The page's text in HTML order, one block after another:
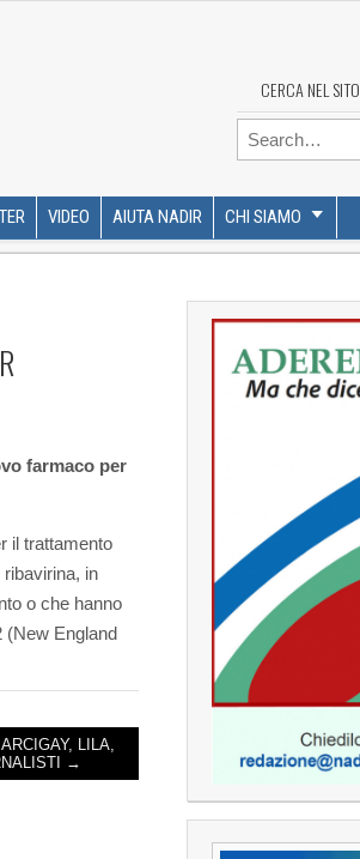
CERCA NEL SITO
Search for:
VIDEO AIUTA NADIR CHI SIAMO
farmaco per
il trattamento
in
o che hanno
(New England
LILA,
→